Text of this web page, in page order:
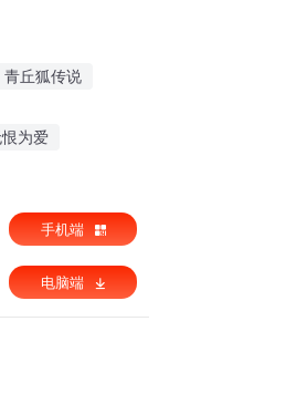
青丘狐传说
为爱
手机端
电脑端